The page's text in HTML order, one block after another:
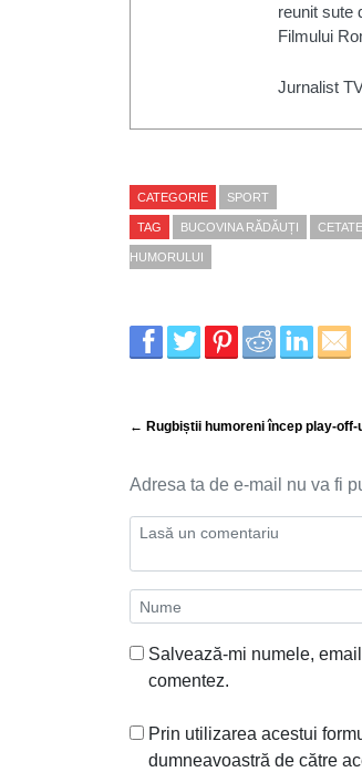
reunit sute
Filmului
Jurnalist
CATEGORIE SPORT
TAG BUCOVINA RĂDĂUȚI
HUMORULUI
← Rugbiștii humoreni încep play-off-
Adresa ta de e-mail nu va fi
Salvează-mi numele,
comentez.
Prin utilizarea acestui
dumneavoastră de către